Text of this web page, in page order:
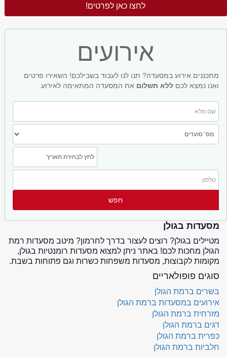
לחצו כאן לפרטים!
אירועים
מתכננים אירוע במסעדה? תנו לנו לעבוד בשבילכם! השאירו פרטים
ואנו נמצא לכם ללא תשלום את המסעדה המתאימה לאירוע.
מסעדות בגולן
מטיילים בגולן? רוצים לעצור בדרך לחרמון? מיטב מסעדות רמת
הגולן מחכות לכם! באתר ניתן למצוא מסעדות רומנטיות בגולן,
מקומות לקבוצות, מסעדות משפחות כשרות וגם פתוחות בשבת.
סוגים פופולאריים
בשרים ברמת הגולן
אירועים במסעדות ברמת הגולן
מזרחית ברמת הגולן
דגים ברמת הגולן
כפרית ברמת הגולן
חלביות ברמת הגולן